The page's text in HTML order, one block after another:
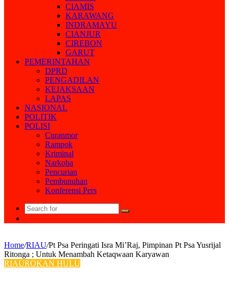
CIAMIS
KARAWANG
INDRAMAYU
CIANJUR
CIREBON
GARUT
PEMERINTAHAN
DPRD
PENGADILAN
KEJAKSAAN
LAPAS
NASIONAL
POLITIK
POLISI
Curanmor
Rampok
Kriminal
Narkoba
Pencurian
Pembunuhan
Konferensi Pers
Search
for
Home/RIAU/Pt Psa Peringati Isra Mi’Raj, Pimpinan Pt Psa Yusrijal
Ritonga ; Untuk Menambah Ketaqwaan Karyawan
RIAUROKAN HULU